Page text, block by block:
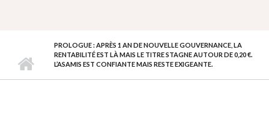
PROLOGUE : APRÈS 1 AN DE NOUVELLE GOUVERNANCE, LA
RENTABILITÉ EST LÀ MAIS LE TITRE STAGNE AUTOUR DE 0,20 €.
L’ASAMIS EST CONFIANTE MAIS RESTE EXIGEANTE.